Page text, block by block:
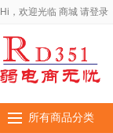
Hi，欢迎光临 商城 请登录
所有商品分类